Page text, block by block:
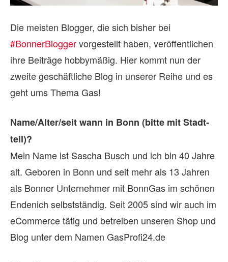
Die meisten Blogger, die sich bisher bei
#BonnerBloggervorgestellt haben, veröffentlichen
ihre Beiträge hobbymäßig. Hier kommt nun der
zweite geschäftliche Blog in unserer Reihe und es
geht ums Thema Gas!
Name/Alter/seit wann in Bonn (bitte mit Stadt­
teil)?
Mein Name ist Sascha Busch und ich bin 40 Jahre
alt. Geboren in Bonn und seit mehr als 13 Jahren
als Bonner Unternehmer mit BonnGas im schönen
Endenich selbstständig. Seit 2005 sind wir auch im
eCommerce tätig und betreiben unseren Shop und
Blog unter dem Namen GasProfi24.de